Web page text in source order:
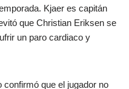
Kjaer es capitán
que Christian Eriksen se
un paro cardiaco y
que el jugador no